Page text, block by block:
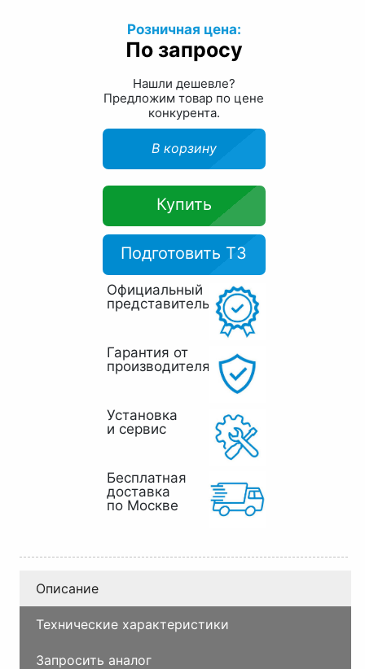
Розничная цена:
По запросу
Нашли дешевле?
Предложим товар по цене
конкурента.
В корзину
Купить
Подготовить ТЗ
Официальный
представитель
Гарантия от
производителя
Установка
и сервис
Бесплатная
доставка
по Москве
Описание
Технические характеристики
Запросить аналог